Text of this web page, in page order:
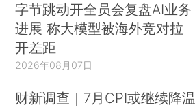
字节跳动开全员会复盘AI业务
进展 称大模型被海外竞对拉
开差距
2026年08月07日
财新调查｜7月CPI或继续降温